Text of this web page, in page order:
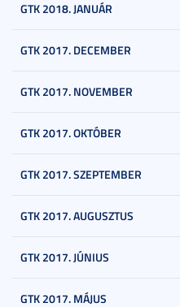
GTK 2018. JANUÁR
GTK 2017. DECEMBER
GTK 2017. NOVEMBER
GTK 2017. OKTÓBER
GTK 2017. SZEPTEMBER
GTK 2017. AUGUSZTUS
GTK 2017. JÚNIUS
GTK 2017. MÁJUS